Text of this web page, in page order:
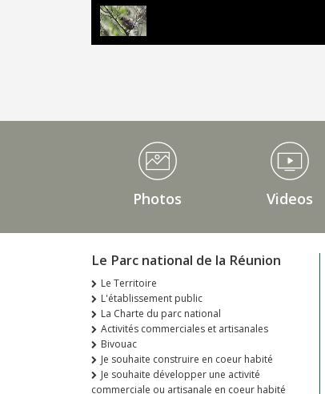
Médiathèque Footer
Photos Videos
Le Parc national de la Réunion
Le Territoire
L'établissement public
La Charte du parc national
Activités commerciales et artisanales
Bivouac
Je souhaite construire en coeur habité
Je souhaite développer une activité
commerciale ou artisanale en coeur habité